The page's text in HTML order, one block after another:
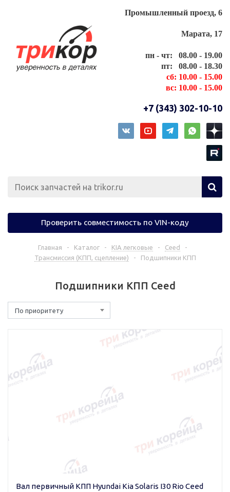
Промышленный проезд, 6
Марата, 17
пн - чт: 08.00 - 19.00
пт: 08.00 - 18.30
сб: 10.00 - 15.00
вс: 10.00 - 15.00
+7 (343) 302-10-10
Проверить совместимость по VIN-коду
Главная - Каталог - KIA легковые - Ceed
-
Трансмиссия (КПП, сцепление)
- Подшипники КПП
Подшипники КПП Ceed
По приоритету
Вал первичный КПП Hyundai Kia Solaris I30 Rio Ceed